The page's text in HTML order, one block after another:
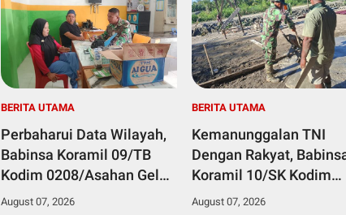
BERITA UTAMA
Perbaharui Data Wilayah,
Babinsa Koramil 09/TB
Kodim 0208/Asahan Gelar
Pul Data Ter Di Kantor
August 07, 2026
BERITA UTAMA
Kemanunggalan TNI
Dengan Rakyat,
Koramil 10/SK Kodim
0208/Asahan Bantu
August 07, 2026